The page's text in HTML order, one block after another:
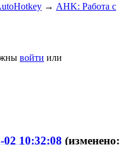
→ AHK: Работа с
войти или
02 10:32:08 (изменено: